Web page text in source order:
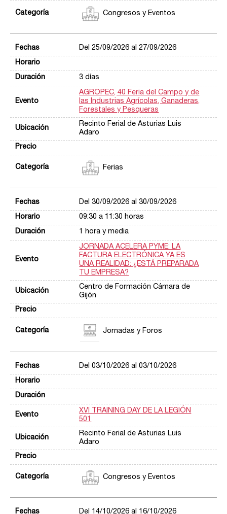
Congresos y Eventos
Del 25/09/2026 al 27/09/2026
3 días
AGROPEC, 40 Feria del Campo y de
las Industrias Agrícolas, Ganaderas,
Forestales y Pesqueras
Recinto Ferial de Asturias Luis
Adaro
Ferias
Del 30/09/2026 al 30/09/2026
09:30 a 11:30 horas
1 hora y media
JORNADA ACELERA PYME: LA
FACTURA ELECTRÓNICA YA ES
UNA REALIDAD: ¿ESTÁ PREPARADA
TU EMPRESA?
Centro de Formación Cámara de
Gijón
Jornadas y Foros
Del 03/10/2026 al 03/10/2026
XVI TRAINING DAY DE LA LEGIÓN
501
Recinto Ferial de Asturias Luis
Adaro
Congresos y Eventos
Del 14/10/2026 al 16/10/2026